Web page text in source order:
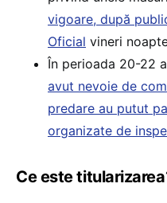
vigoare, după
Oficial vineri
În perioada 20-22
avut nevoie de
predare au putut
organizate de
Ce este